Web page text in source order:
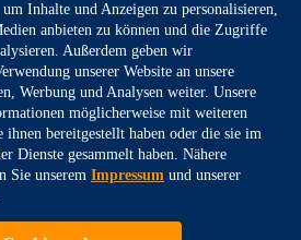
Inhalte und Anzeigen zu personalisieren,
anbieten zu können und die Zugriffe
Außerdem geben wir
unserer Website an unsere
Werbung und Analysen weiter. Unsere
möglicherweise mit weiteren
ihnen bereitgestellt haben oder die sie im
Dienste gesammelt haben. Nähere
Sie unserem Impressum und unserer
für Finanzdienstleistungsaufsicht
erbringen wir im eigenen
Weitere Informationen finden
unserem Impressum.
werden von uns nicht gesondert
uns voll auf die Regularien der
KennsDuEinen.de, ProvenExpert,
Kontakt